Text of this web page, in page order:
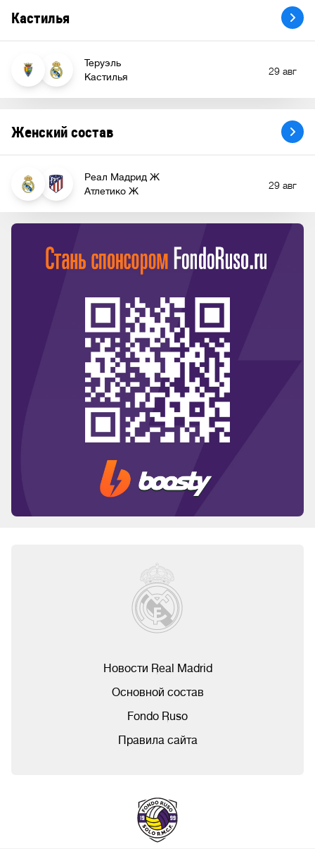
Кастилья
Теруэль
Кастилья
29 авг
Женский состав
Реал Мадрид Ж
Атлетико Ж
29 авг
Новости Real Madrid
Основной состав
Fondo Ruso
Правила сайта